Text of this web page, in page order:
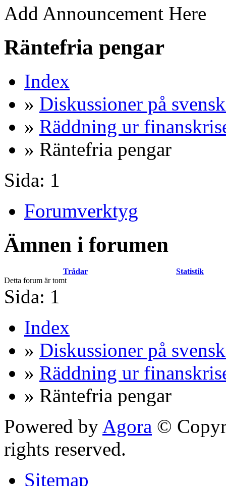
Add Announcement Here
Räntefria pengar
Index
» Diskussioner på
» Räddning ur
» Räntefria pengar
Sida: 1
Forumverktyg
Ämnen i forumen
Trådar
Statistik
Detta forum är tomt
Sida: 1
Index
» Diskussioner på
» Räddning ur
» Räntefria pengar
Powered by Agora ©
rights reserved.
Sitemap